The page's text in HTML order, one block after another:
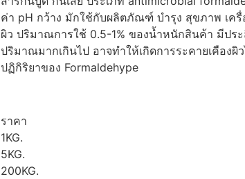
ค่า pH กว้าง มักใช้กับผลิตภัณฑ์ บำรุง สุขภาพ เค
ผิว ปริมาณการใช้ 0.5-1% ของน้ำหนักสินค้า มีปร
ปริมาณมากเกินไป อาจทำให้เกิดการระคายเคืองผิ
ปฏิกิริยาของ Formaldehype
ราคา
1KG.
5KG.
200KG.